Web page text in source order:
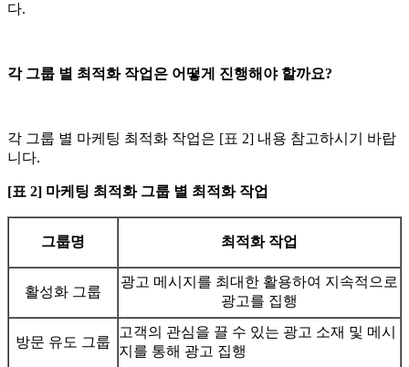
다.
각 그룹 별 최적화 작업은 어떻게 진행해야 할까요?
각 그룹 별 마케팅 최적화 작업은 [표 2] 내용 참고하시기 바랍
니다.
[표 2] 마케팅 최적화 그룹 별 최적화 작업
그룹명 최적화 작업
활성화 그룹
광고 메시지를 최대한 활용하여 지속적으로
광고를 집행
방문 유도 그룹
고객의 관심을 끌 수 있는 광고 소재 및 메시
지를 통해 광고 집행